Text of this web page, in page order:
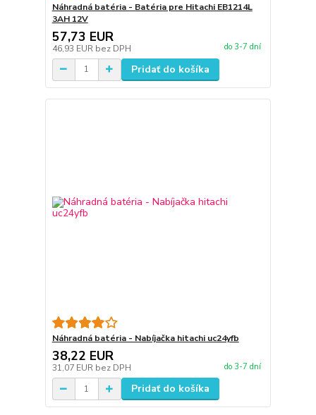
Náhradná batéria - Batéria pre Hitachi EB1214L
3AH 12V
57,73 EUR
46,93 EUR bez DPH do 3-7 dní
Pridať do košíka
Náhradná batéria - Nabíjačka hitachi uc24yfb
38,22 EUR
31,07 EUR bez DPH do 3-7 dní
Pridať do košíka